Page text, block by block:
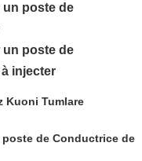
un poste de
un poste de
injecter
Kuoni Tumlare
de Conductrice de